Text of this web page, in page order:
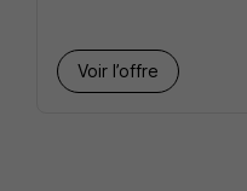
Voir l’offre